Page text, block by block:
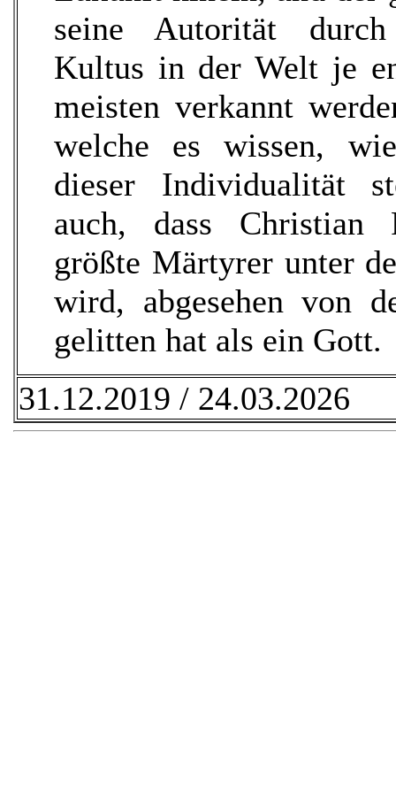
seine Autorität
Kultus in der Welt je
meisten verkannt
welche es wissen,
dieser Individualität
auch, dass Christian
größte Märtyrer unter
wird, abgesehen von
gelitten hat als ein Gott.
31.12.2019 / 24.03.2026